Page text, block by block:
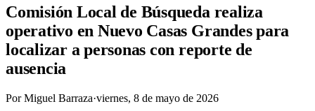
Comisión Local de Búsqueda realiza
operativo en Nuevo Casas Grandes para
localizar a personas con reporte de
ausencia
PorMiguel Barraza·viernes, 8 de mayo de 2026